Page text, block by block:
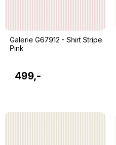
Galerie G67912 - Shirt Stripe
Pink
499,-